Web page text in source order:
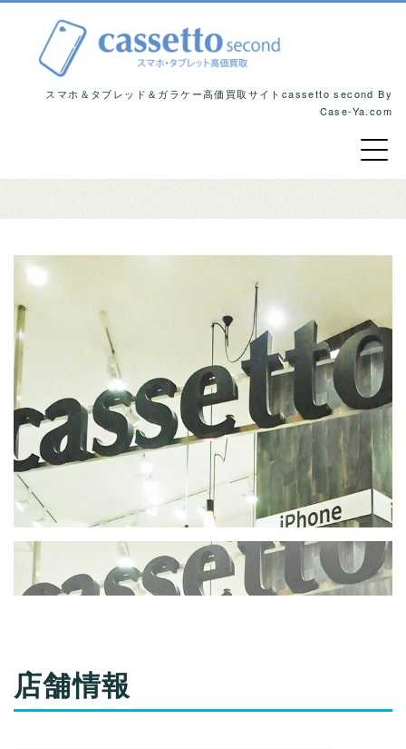
スマホ＆タブレッド＆ガラケー高価買取サイトcassetto second By
Case-Ya.com
店舗情報